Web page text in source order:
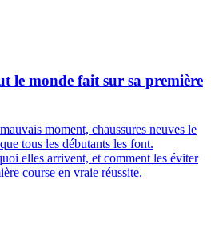
le monde fait sur sa première
moment, chaussures neuves le
tous les débutants les font.
elles arrivent, et comment les éviter
course en vraie réussite.